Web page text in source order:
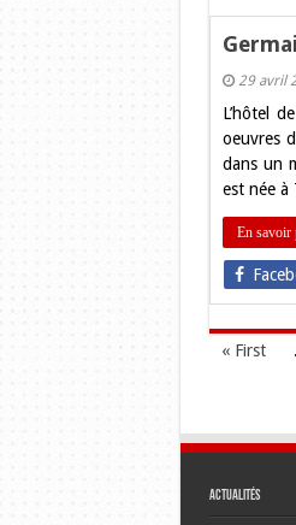
29 avril
L’hôtel
oeuvres
dans un
est née à
En savoir
« First
Actualités